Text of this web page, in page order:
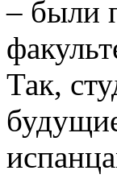
– были
Так,